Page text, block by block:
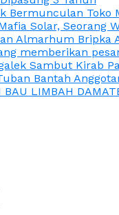
Bermunculan Toko
Solar, Seorang
Almarhum Bripka
memberikan
Sambut Kirab
Bantah
BAU LIMBAH